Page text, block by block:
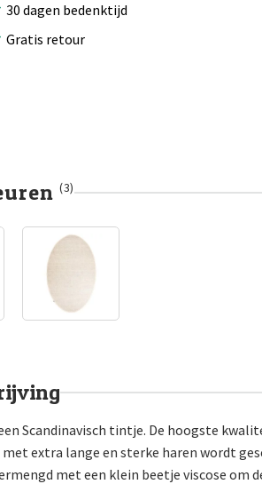
30 dagen bedenktijd
Gratis retour
(3)
Scandinavisch tintje. De hoogste
extra lange en sterke haren wordt
met een klein beetje viscose om